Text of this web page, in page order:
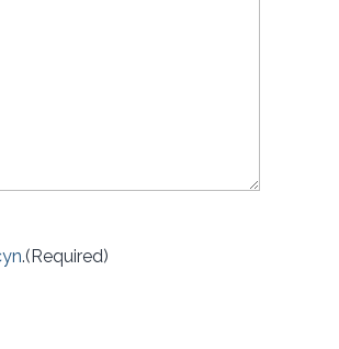
.(Required)